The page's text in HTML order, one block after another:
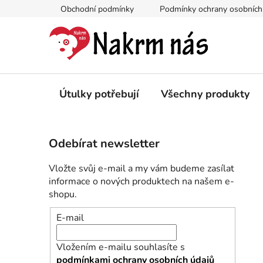
Obchodní podmínky Podmínky ochrany
Útulky potřebují Všechny produkty
o
s
t
r
a
Odebírat newsletter
Vložte svůj e-mail a my vám budeme zasílat
informace o nových produktech na našem e-
shopu.
E-mail
Vložením e-mailu souhlasíte s
podmínkami ochrany osobních údajů